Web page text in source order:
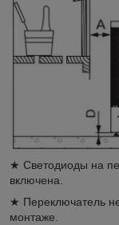
★ Светодиоды на
включена.
★ Переключатель
монтаже.